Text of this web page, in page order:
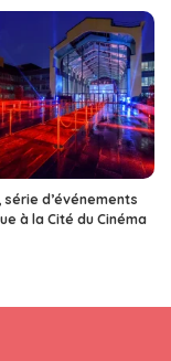
série d’événements
à la Cité du Cinéma